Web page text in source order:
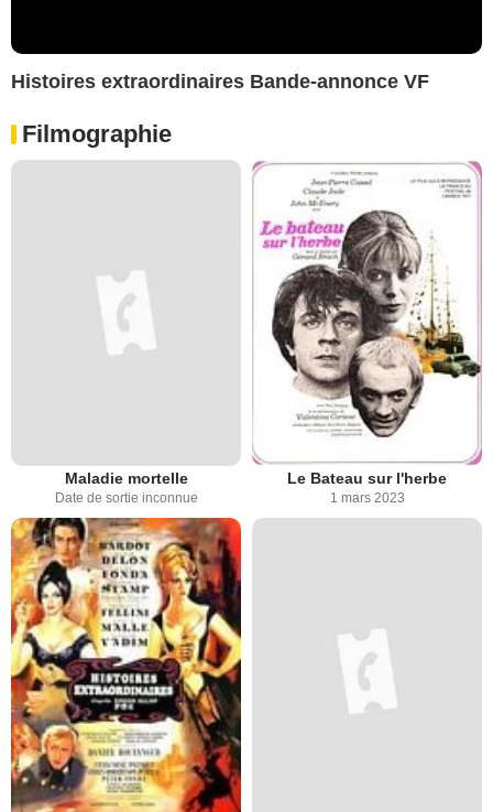
Histoires extraordinaires Bande-annonce VF
Filmographie
Maladie mortelle
Date de sortie inconnue
Le Bateau sur l'herbe
1 mars 2023